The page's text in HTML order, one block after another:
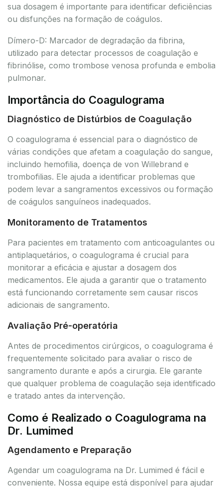
sua dosagem é importante para identificar deficiências
ou disfunções na formação de coágulos.
Dímero-D: Marcador de degradação da fibrina,
utilizado para detectar processos de coagulação e
fibrinólise, como trombose venosa profunda e embolia
pulmonar.
Importância do Coagulograma
Diagnóstico de Distúrbios de Coagulação
O coagulograma é essencial para o diagnóstico de
várias condições que afetam a coagulação do sangue,
incluindo hemofilia, doença de von Willebrand e
trombofilias. Ele ajuda a identificar problemas que
podem levar a sangramentos excessivos ou formação
de coágulos sanguíneos inadequados.
Monitoramento de Tratamentos
Para pacientes em tratamento com anticoagulantes ou
antiplaquetários, o coagulograma é crucial para
monitorar a eficácia e ajustar a dosagem dos
medicamentos. Ele ajuda a garantir que o tratamento
está funcionando corretamente sem causar riscos
adicionais de sangramento.
Avaliação Pré-operatória
Antes de procedimentos cirúrgicos, o coagulograma é
frequentemente solicitado para avaliar o risco de
sangramento durante e após a cirurgia. Ele garante
que qualquer problema de coagulação seja identificado
e tratado antes da intervenção.
Como é Realizado o Coagulograma na
Dr. Lumimed
Agendamento e Preparação
Agendar um coagulograma na Dr. Lumimed é fácil e
conveniente. Nossa equipe está disponível para ajudar